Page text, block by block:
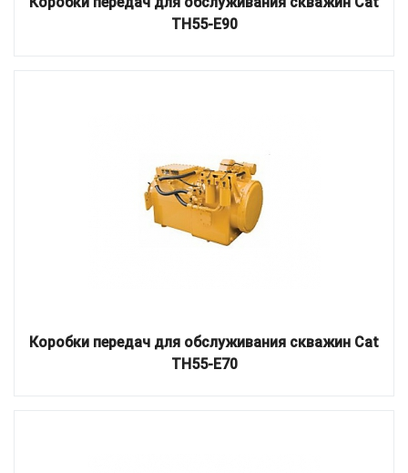
TH55-E90
Коробки передач для обслуживания скважин Cat
TH55-E70